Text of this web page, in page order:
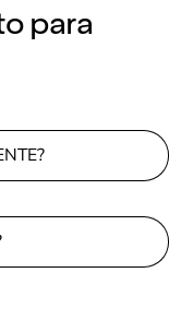
para